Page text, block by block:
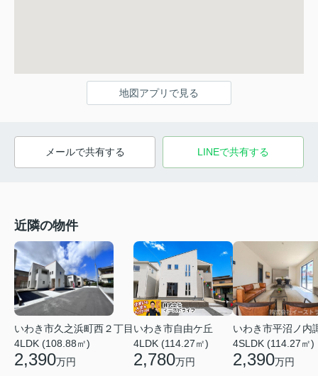
地図アプリで見る
メールで共有する LINEで共有する
近隣の物件
いわき市久之浜町西２丁目
4LDK (108.88㎡)
2,390万円
いわき市自由ケ丘
4LDK (114.27㎡)
2,780万円
いわき市平沼ノ内
4SLDK (114.27㎡)
2,390万円